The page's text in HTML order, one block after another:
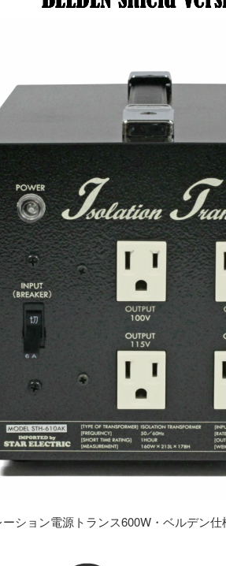
ション電源トランス600W・ベルデン仕